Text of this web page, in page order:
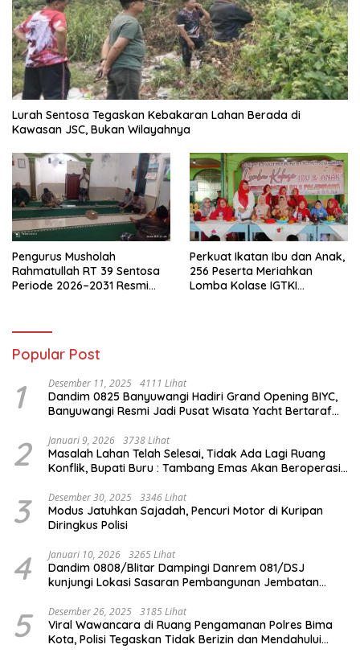
Lurah Sentosa Tegaskan Kebakaran Lahan Berada di
Kawasan JSC, Bukan Wilayahnya
Pengurus Musholah
Rahmatullah RT 39 Sentosa
Periode 2026–2031 Resmi
Perkuat Ikatan Ibu dan Anak,
256 Peserta Meriahkan
Lomba Kolase IGTKI
Popular Post
1 Desember 11, 2025 4111 Lihat
Dandim 0825 Banyuwangi Hadiri Grand Opening BIYC,
Banyuwangi Resmi Jadi Pusat Wisata Yacht Bertaraf
2 Januari 9, 2026 3738 Lihat
Masalah Lahan Telah Selesai, Tidak Ada Lagi Ruang
Konflik, Bupati Buru : Tambang Emas Akan Beroperasi
3 Desember 30, 2025 3346 Lihat
Modus Jatuhkan Sajadah, Pencuri Motor di Kuripan
Diringkus Polisi
4 Januari 10, 2026 3265 Lihat
Dandim 0808/Blitar Dampingi Danrem 081/DSJ
kunjungi Lokasi Sasaran Pembangunan Jembatan
5 Desember 26, 2025 3185 Lihat
Viral Wawancara di Ruang Pengamanan Polres Bima
Kota, Polisi Tegaskan Tidak Berizin dan Mendahului